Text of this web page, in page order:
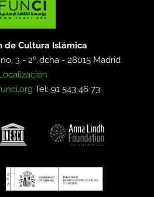
de Cultura Islámica
3 - 2º dcha -28015 Madrid
Tel: 91 543 46 73